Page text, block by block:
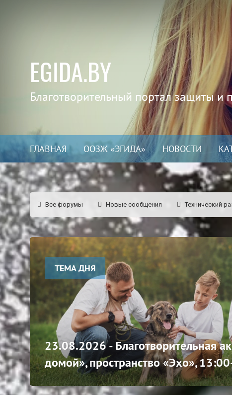
EGIDA.BY
Благотворительный портал защиты и
ГЛАВНАЯ ООЗЖ «ЭГИДА» НОВОСТИ
Все форумы Новые сообщения Технический
ТЕМА ДНЯ
23.08.2026 - Благотворительная
домой», пространство «Эхо»,